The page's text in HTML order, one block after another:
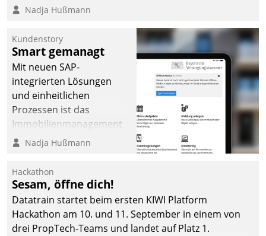
Kunde und smart der Serviceanbieter.
Nadja Hußmann
Kundenstory
Smart gemanagt
Mit neuen SAP-
integrierten Lösungen
und einheitlichen
Prozessen ist das
Immobilienmanagement
der Bayerischen
Ressort Kapitalanlage für
künftige Aufgaben und
Herausforderungen
gerüstet.
Nadja Hußmann
Hackathon
Sesam, öffne dich!
Datatrain startet beim ersten KIWI Platform
Hackathon am 10. und 11. September in einem von
drei PropTech-Teams und landet auf Platz 1.